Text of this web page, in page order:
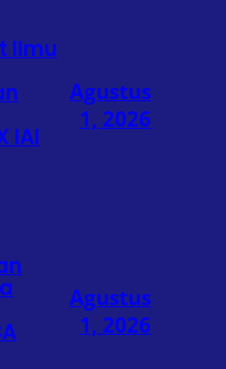
Ilmu
IAI
Agustus
1, 2026
Agustus
1, 2026